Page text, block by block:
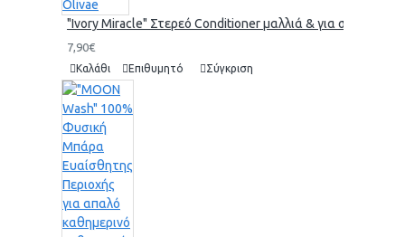
"Ivory Miracle" Στερεό Conditioner μαλλιά & για σώμα
7,90€
Καλάθι Επιθυμητό Σύγκριση